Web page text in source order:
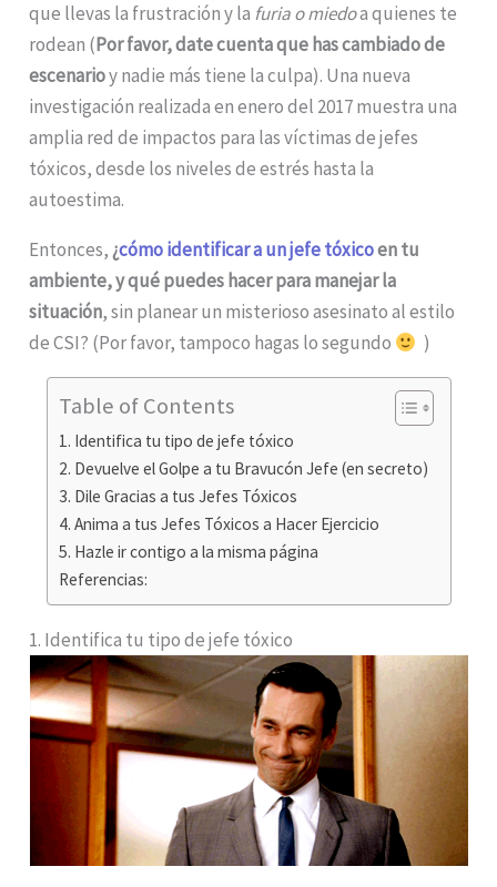
que llevas la frustración y la furia o miedoa quienes te
rodean (Por favor, date cuenta que has cambiado de
escenarioy nadie más tiene la culpa). Una nueva
investigación realizada en enero del 2017 muestra una
amplia red de impactos para las víctimas de jefes
tóxicos, desde los niveles de estrés hasta la
autoestima.
Entonces,¿cómo identificar a un jefe tóxicoen tu
ambiente, y qué puedes hacer para manejar la
situación, sin planear un misterioso asesinato al estilo
de CSI? (Por favor, tampoco hagas lo segundo
)
Table of Contents
1. Identifica tu tipo de jefe tóxico
2. Devuelve el Golpe a tu Bravucón Jefe (en secreto)
3. Dile Gracias a tus Jefes Tóxicos
4. Anima a tus Jefes Tóxicos a Hacer Ejercicio
5. Hazle ir contigo a la misma página
Referencias:
1. Identifica tu tipo de jefe tóxico